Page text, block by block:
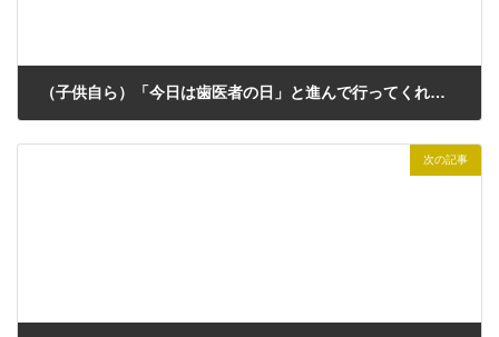
（子供自ら）「今日は歯医者の日」と進んで行ってくれます
次の記事